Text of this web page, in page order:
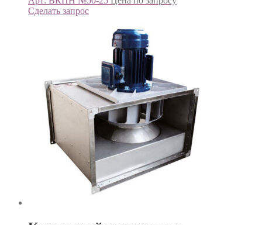
Сделать запрос